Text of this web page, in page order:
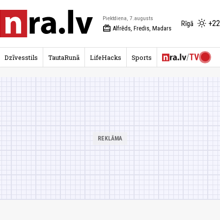
Piektdiena, 7.augusts
redeem Alfrēds, Fredis, Madars
Rīgā
Dzīvesstils TautaRunā LifeHacks Sports